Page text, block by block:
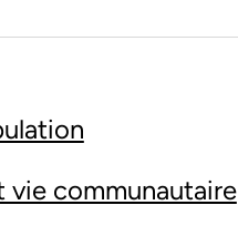
vie communautaire